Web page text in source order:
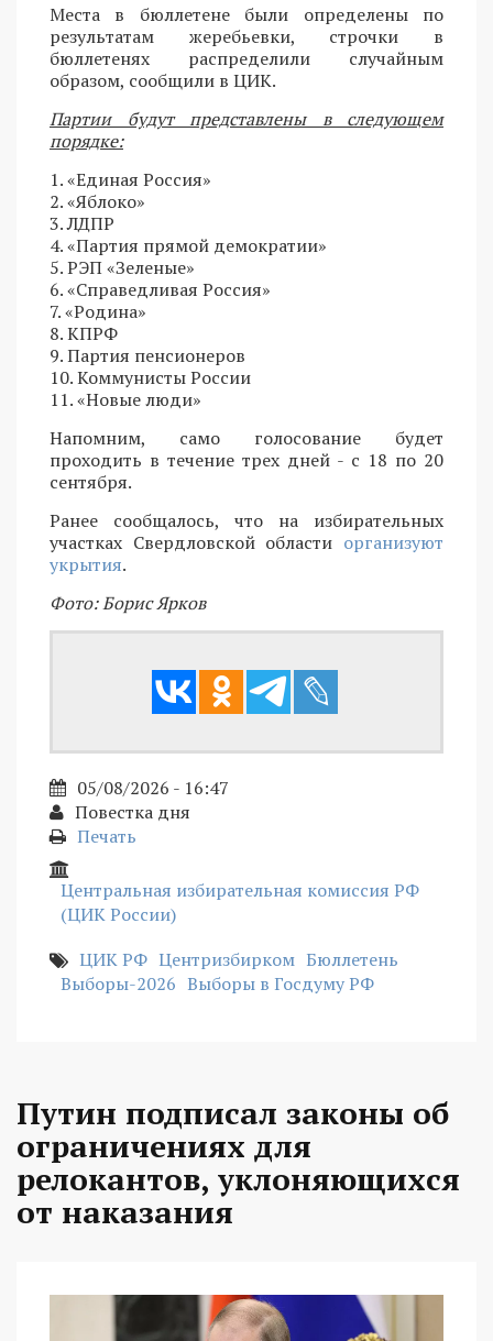
Места в бюллетене были определены по
результатам жеребьевки, строчки в
бюллетенях распределили случайным
образом, сообщили в ЦИК.
Партии будут представлены в следующем
порядке:
1. «Единая Россия»
2. «Яблоко»
3. ЛДПР
4. «Партия прямой демократии»
5. РЭП «Зеленые»
6. «Справедливая Россия»
7. «Родина»
8. КПРФ
9. Партия пенсионеров
10. Коммунисты России
11. «Новые люди»
Напомним, само голосование будет
проходить в течение трех дней - с 18 по 20
сентября.
Ранее сообщалось, что на избирательных
участках Свердловской области организуют
укрытия.
Фото: Борис Ярков
05/08/2026 - 16:47
Повестка дня
Печать
Центральная избирательная комиссия РФ
(ЦИК России)
ЦИК РФ Центризбирком Бюллетень
Выборы-2026 Выборы в Госдуму РФ
Путин подписал законы об
ограничениях для
релокантов, уклоняющихся
от наказания